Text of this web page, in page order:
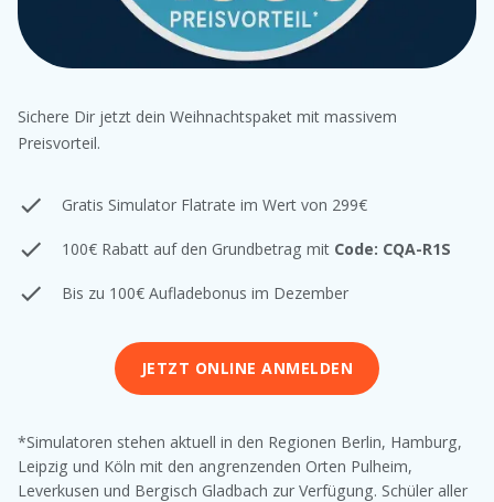
Sichere Dir jetzt dein Weihnachtspaket mit massivem
Preisvorteil.
Gratis Simulator Flatrate im Wert von 299€
100€ Rabatt auf den Grundbetrag mit Code: CQA-R1S
Bis zu 100€ Aufladebonus im Dezember
JETZT ONLINE ANMELDEN
*Simulatoren stehen aktuell in den Regionen Berlin, Hamburg,
Leipzig und Köln mit den angrenzenden Orten Pulheim,
Leverkusen und Bergisch Gladbach zur Verfügung. Schüler aller